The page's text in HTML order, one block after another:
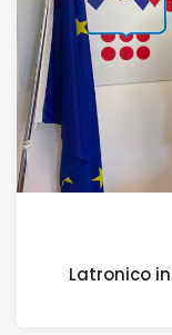
Latronico